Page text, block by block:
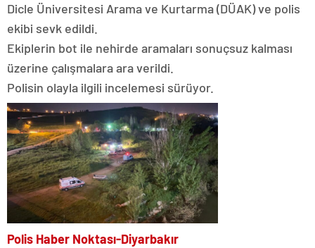
Dicle Üniversitesi Arama ve Kurtarma (DÜAK) ve polis
ekibi sevk edildi.
Ekiplerin bot ile nehirde aramaları sonuçsuz kalması
üzerine çalışmalara ara verildi.
Polisin olayla ilgili incelemesi sürüyor.
Polis Haber Noktası-Diyarbakır